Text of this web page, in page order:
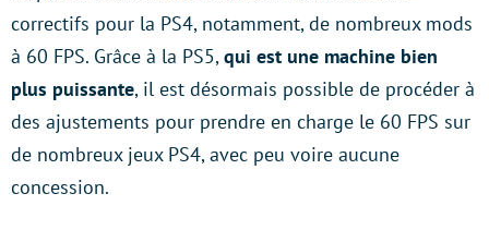
correctifs pour la PS4, notamment, de nombreux mods
à 60 FPS. Grâce à la PS5,qui est une machine bien
plus puissante, il est désormais possible de procéder à
des ajustements pour prendre en charge le 60 FPS sur
de nombreux jeux PS4, avec peu voire aucune
concession.